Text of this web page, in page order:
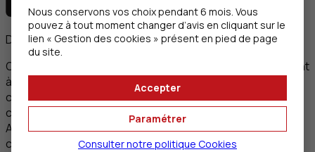
Document à caractère publicitaire
Offre disponible en Agences
Banque Privée participant
à l'opération ou proposant le service/le produit. Des
conditions spécifiques peuvent être prévues dans
certaines Agences. Voir les conditions détaillées de votre
Agence ou auprès de laquelle vous souhaitez devenir
client,
en indiquant son code postal.
Nous conservons vos choix pendant 6 mois. Vous
pouvez à tout moment changer d’avis en cliquant sur le
lien « Gestion des cookies » présent en pied de page
du site.
Accepter
Paramétrer
Consulter notre politique Cookies